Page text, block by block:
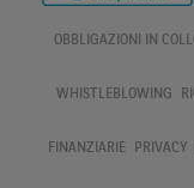
OBBLIGAZIONI IN
WHISTLEBLOWING
FINANZIARIE PRIVACY